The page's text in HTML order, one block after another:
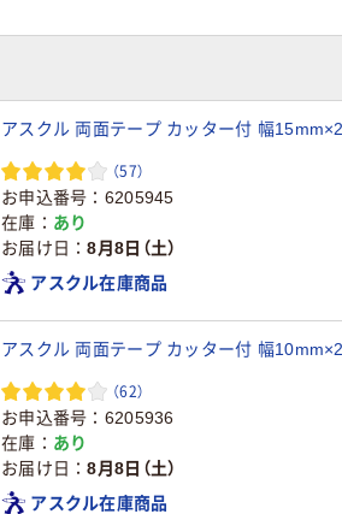
アスクル 両面テープ カッター付 幅
（57）
お申込番号
6205945
在庫
あり
お届け日
8月8日（土）
アスクル在庫商品
アスクル 両面テープ カッター付 幅
（62）
お申込番号
6205936
在庫
あり
お届け日
8月8日（土）
アスクル在庫商品